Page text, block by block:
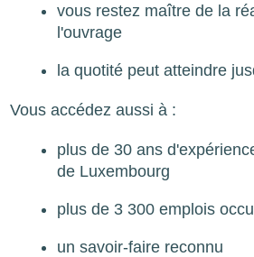
vous restez maître de la
l'ouvrage
la quotité peut atteindre
Vous accédez aussi à :
plus de 30 ans
de Luxembourg
plus de 3 300 emplois
un savoir-faire reconnu